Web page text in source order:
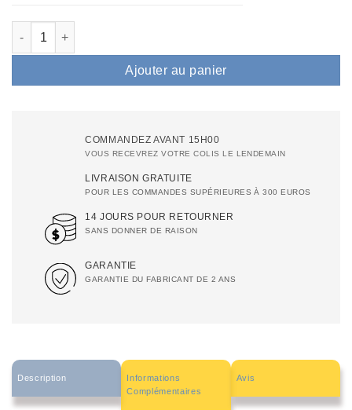
quantité de Onde de choc Air Essence Vortex V8, appareil
Ajouter au panier
COMMANDEZ AVANT 15H00
VOUS RECEVREZ VOTRE COLIS LE LENDEMAIN
LIVRAISON GRATUITE
POUR LES COMMANDES SUPÉRIEURES À 300 EUROS
14 JOURS POUR RETOURNER
SANS DONNER DE RAISON
GARANTIE
GARANTIE DU FABRICANT DE 2 ANS
Description
Informations
Complémentaires
Avis